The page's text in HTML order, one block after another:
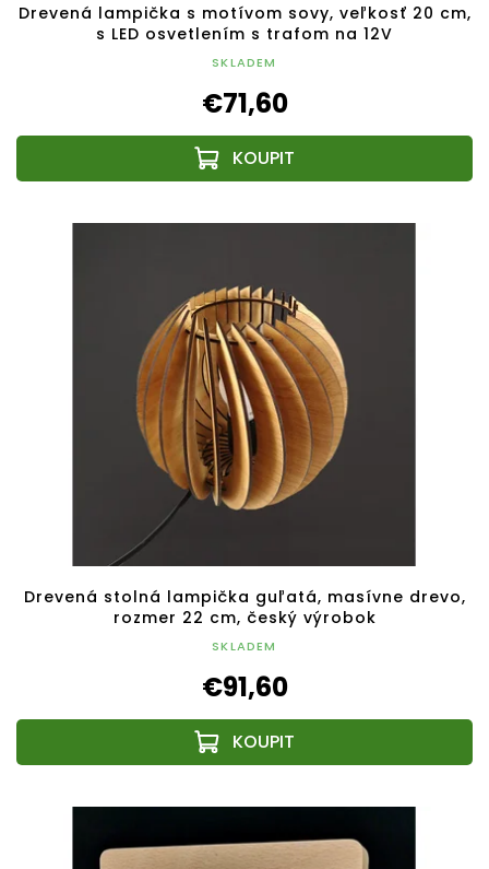
Drevená lampička s motívom sovy, veľkosť 20 cm,
s LED osvetlením s trafom na 12V
SKLADEM
€71,60
Drevená stolná lampička guľatá, masívne drevo,
rozmer 22 cm, český výrobok
SKLADEM
€91,60